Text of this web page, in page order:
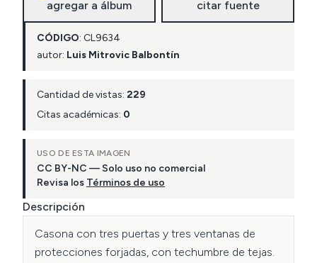
agregar a álbum citar fuente
CÓDIGO: CL9634
autor: Luis Mitrovic Balbontín
Cantidad de vistas: 229
Citas académicas: 0
USO DE ESTA IMAGEN
CC BY-NC — Solo uso no comercial
Revisa los Términos de uso
Descripción
Casona con tres puertas y tres ventanas de
protecciones forjadas, con techumbre de tejas.